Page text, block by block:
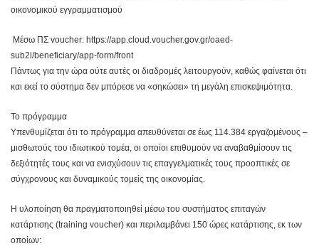
οικονομικού εγγραμματισμού
Μέσω ΠΣ voucher: https://app.cloud.voucher.gov.gr/oaed-
sub2i/beneficiary/app-form/front
Πάντως για την ώρα ούτε αυτές οι διαδρομές λειτουργούν, καθώς φαίνεται ότι
και εκεί το σύστημα δεν μπόρεσε να «σηκώσει» τη μεγάλη επισκεψιμότητα.
Το πρόγραμμα
Υπενθυμίζεται ότι το πρόγραμμα απευθύνεται σε έως 114.384 εργαζομένους –
μισθωτούς του ιδιωτικού τομέα, οι οποίοι επιθυμούν να αναβαθμίσουν τις
δεξιότητές τους και να ενισχύσουν τις επαγγελματικές τους προοπτικές σε
σύγχρονους και δυναμικούς τομείς της οικονομίας.
Η υλοποίηση θα πραγματοποιηθεί μέσω του συστήματος επιταγών
κατάρτισης (training voucher) και περιλαμβάνει 150 ώρες κατάρτισης, εκ των
οποίων: